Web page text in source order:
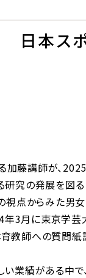
本スポ
藤講師が、
研究の発展を図
の視点からみ
年3月に東京
教師への質問紙
い業績がある中